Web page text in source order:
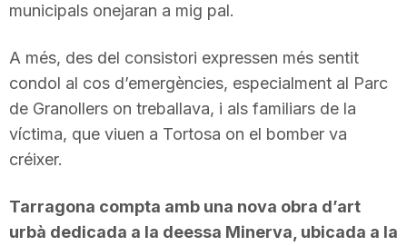
municipals onejaran a mig pal.
A més, des del consistori expressen més sentit
condol al cos d’emergències, especialment al Parc
de Granollers on treballava, i als familiars de la
víctima, que viuen a Tortosa on el bomber va
créixer.
Tarragona compta amb una nova obra d’art
urbà dedicada a la deessa Minerva, ubicada a la